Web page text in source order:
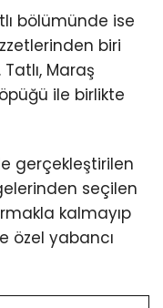
bölümünde ise
biri
Maraş
ile birlikte
gerçekleştirilen
seçilen
kalmayıp
özel yabancı